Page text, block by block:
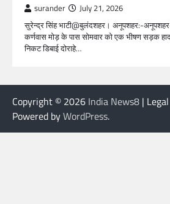
surander July 21, 2026
सुरेन्द्र सिंह भाटी@बुलंदशहर। अनूपशहर:-
कर्णवास मोड़ के पास सोमवार को एक भीषण सड़क
निकट डिबाई दोराहे…
Copyright © 2026 India News8 |
Powered byWordPress.